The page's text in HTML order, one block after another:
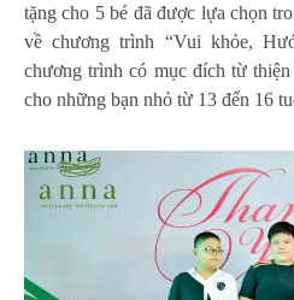
tặng cho 5 bé đã được lựa chọn
về chương trình “Vui khỏe,
chương trình có mục đích từ
cho những bạn nhỏ từ 13 đến 16